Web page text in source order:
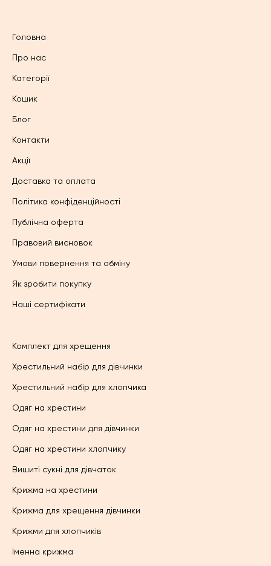
Головна
Про нас
Категорії
Кошик
Блог
Контакти
Акції
Доставка та оплата
Політика конфіденційності
Публічна оферта
Правовий висновок
Умови повернення та обміну
Як зробити покупку
Наші сертифікати
Комплект для хрещення
Хрестильний набір для дівчинки
Хрестильний набір для хлопчика
Одяг на хрестини
Одяг на хрестини для дівчинки
Одяг на хрестини хлопчику
Вишиті сукні для дівчаток
Крижма на хрестини
Крижма для хрещення дівчинки
Крижми для хлопчиків
Іменна крижма